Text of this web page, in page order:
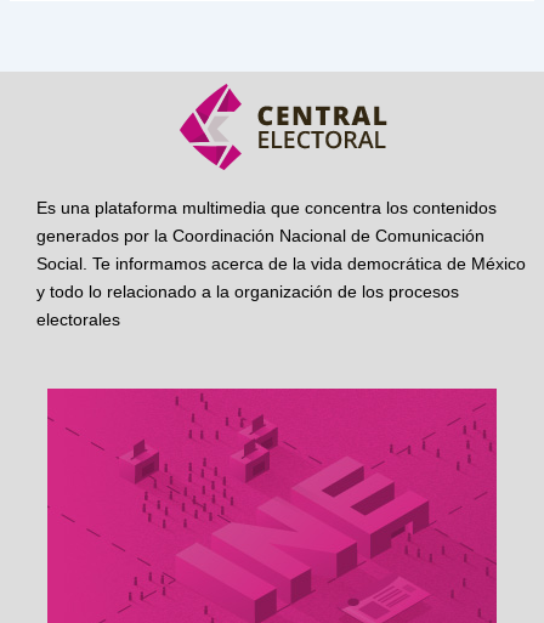
Es una plataforma multimedia que concentra los contenidos
generados por la Coordinación Nacional de Comunicación
Social. Te informamos acerca de la vida democrática de México
y todo lo relacionado a la organización de los procesos
electorales